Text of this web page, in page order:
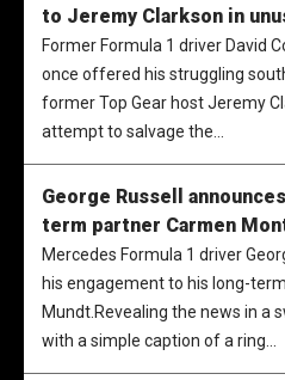
to Jeremy Clarkson in
Former Formula 1 driver David
once offered his struggling
former Top Gear host Jeremy
attempt to salvage the...
George Russell
term partner Carmen
Mercedes Formula 1 driver
his engagement to his long-
Mundt.Revealing the news in a
with a simple caption of a ring...